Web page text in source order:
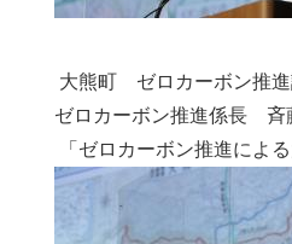
大熊町 ゼロカーボン推進
ボン推進係長 斉藤
ロカーボン推進による大